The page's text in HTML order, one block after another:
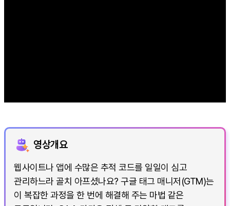
영상개요
웹사이트나 앱에 수많은 추적 코드를 일일이 심고
관리하느라 골치 아프셨나요? 구글 태그 매니저(GTM)는
이 복잡한 과정을 한 번에 해결해 주는 마법 같은